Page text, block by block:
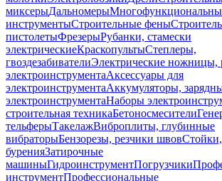
миксерыДальномеры
инструментыСтроительные фены
пистолетыФрезерыРубанки, стамески
электрическиеКраскопультыСтеплеры,
гвоздезабивателиЭлектрические ножницы,
электроинструментаАксессуары для
электроинструментаАккумуляторы,
электроинструментаНаборы
строительная техникаБетоносмесители
тельферыТакелажВиброплиты, глубинные
вибраторыБензорезы, резчики швов
буренияЗатирочные
машиныГидроинструментПогрузчики
инструментПрофессиональные